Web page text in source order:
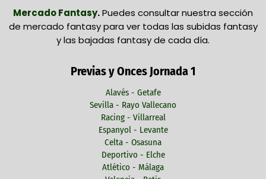
Mercado Fantasy.Puedes consultar nuestra sección
de mercado fantasy para ver todas las subidas fantasy
y las bajadas fantasy de cada día.
Previas y Onces Jornada 1
Alavés - Getafe
Sevilla - Rayo Vallecano
Racing - Villarreal
Espanyol - Levante
Celta - Osasuna
Deportivo - Elche
Atlético - Málaga